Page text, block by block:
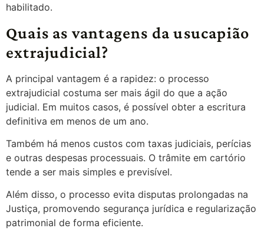
habilitado.
Quais as vantagens da usucapião
extrajudicial?
A principal vantagem é a rapidez: o processo
extrajudicial costuma ser mais ágil do que a ação
judicial. Em muitos casos, é possível obter a escritura
definitiva em menos de um ano.
Também há menos custos com taxas judiciais, perícias
e outras despesas processuais. O trâmite em cartório
tende a ser mais simples e previsível.
Além disso, o processo evita disputas prolongadas na
Justiça, promovendo segurança jurídica e regularização
patrimonial de forma eficiente.